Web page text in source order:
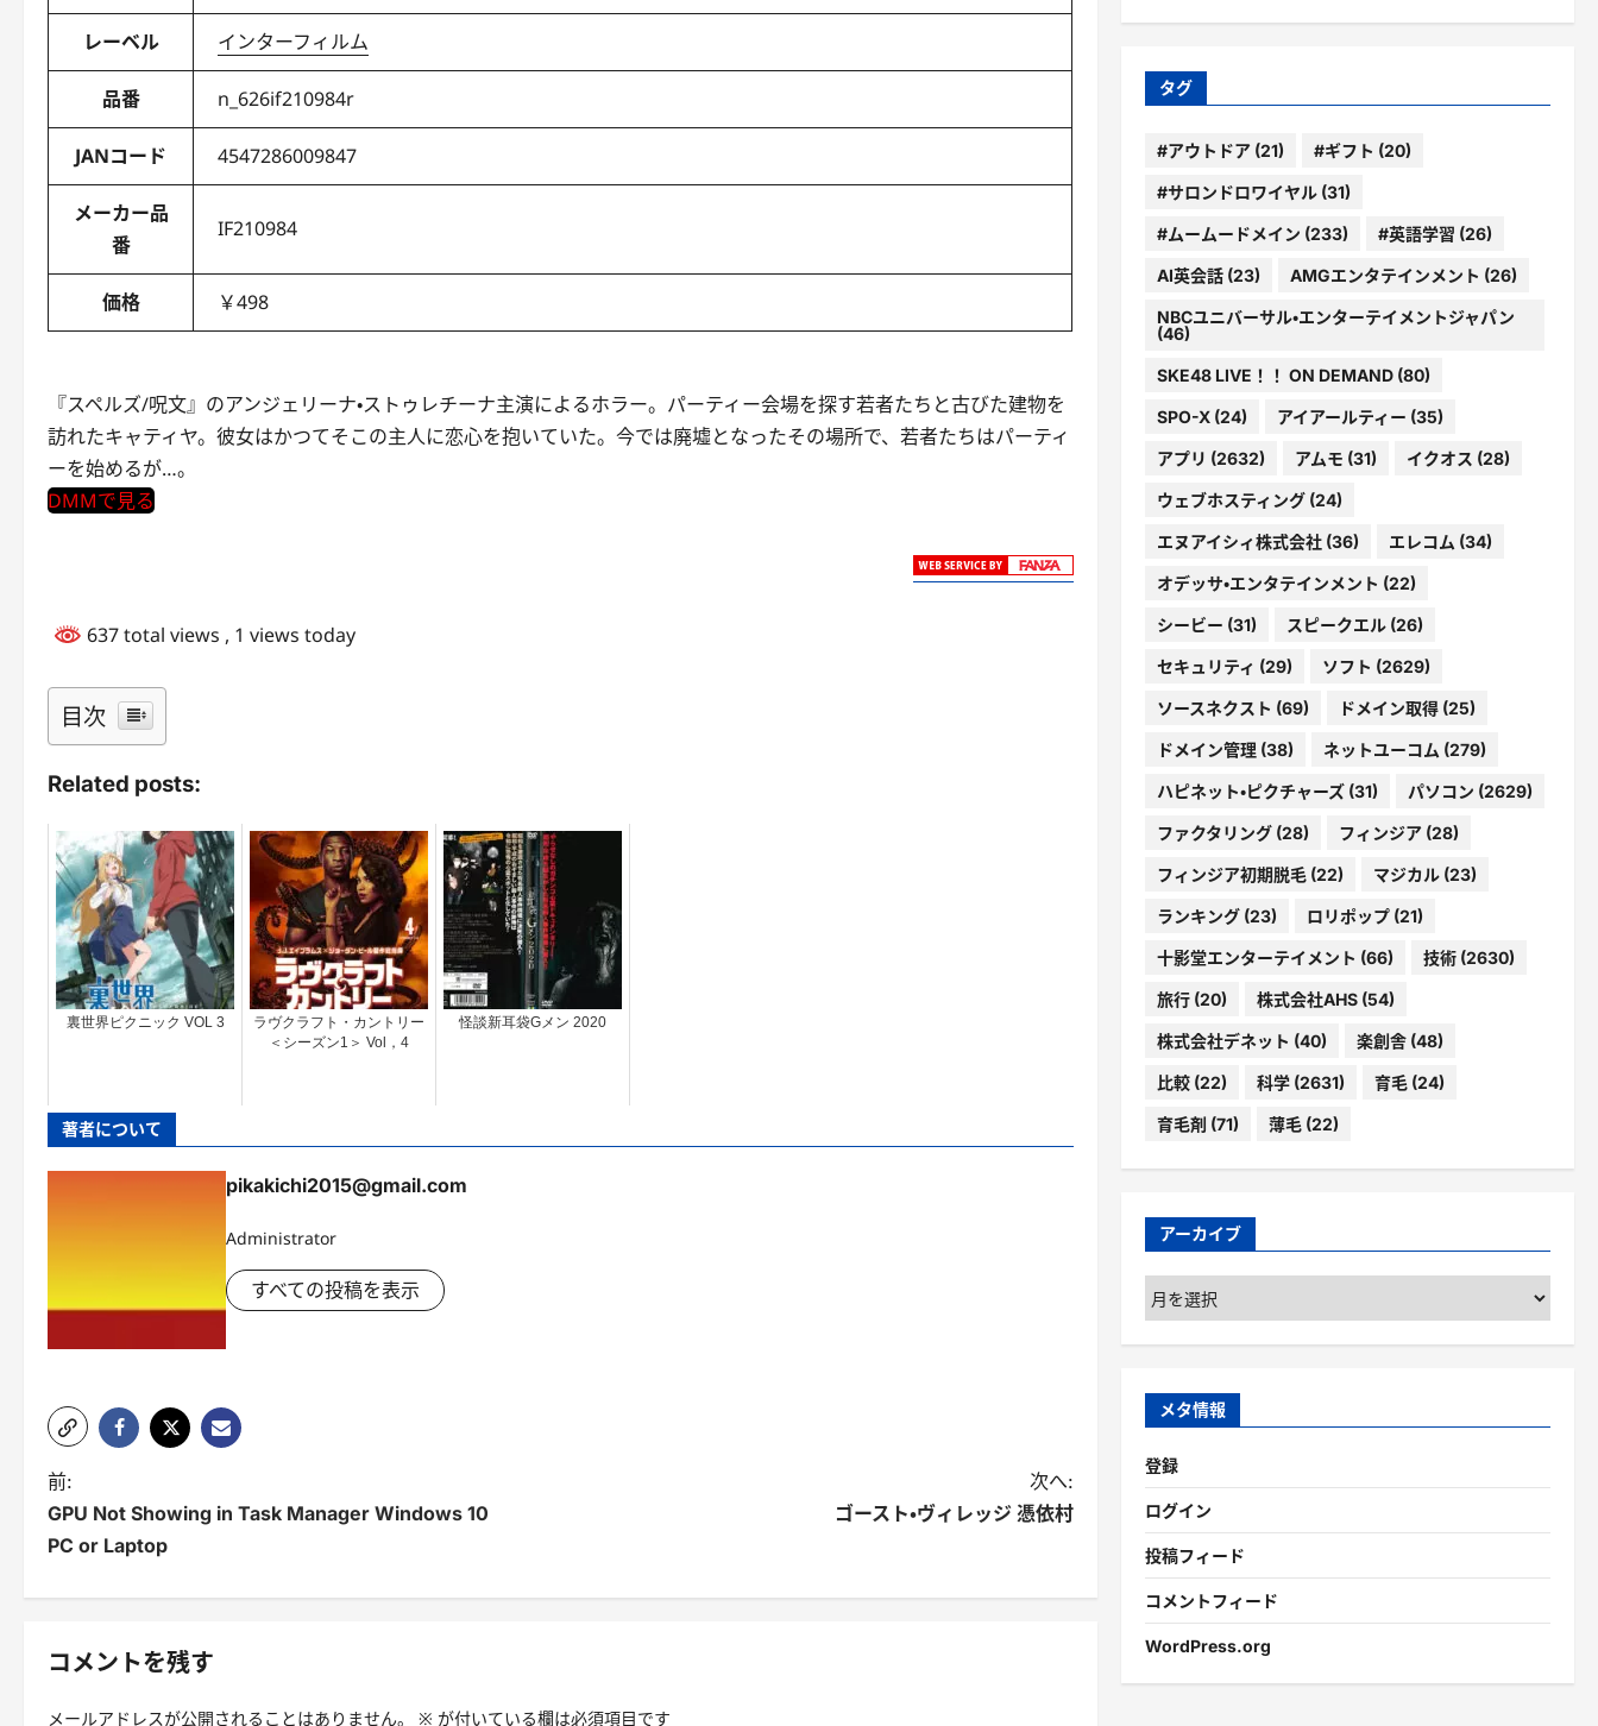
レーベル インターフィルム
品番 n_626if210984r
JANコード 4547286009847
メーカー品
番
IF210984
価格 ￥498
『スペルズ/呪文』のアンジェリーナ・ストゥレチーナ主演によるホラー。パーティー会場を探す若者たちと古びた建物を
訪れたキャティヤ。彼女はかつてそこの主人に恋心を抱いていた。今では廃墟となったその場所で、若者たちはパーティ
ーを始めるが…。
DMMで見る
637 total views , 1 views today
目次
Related posts:
裏世界ピクニック VOL 3
ラヴクラフト・カントリー
＜シーズン1＞ Vol，4
怪談新耳袋Gメン 2020
著者について
pikakichi2015@gmail.com
Administrator
すべての投稿を表示
投
稿
ゲ
前:
GPU Not Showing in Task Manager Windows 10
PC or Laptop
次へ:
ゴースト・ヴィレッジ 憑依村
コメントを残す
メールアドレスが公開されることはありません。 ※ が付いている欄は必須項目です
ゴ
ー
タグ
#アウトドア(21) #ギフト (20)
#サロンドロワイヤル(31)
#ムームードメイン (233) #英語学習 (26)
AI英会話(23) AMGエンタテインメント (26)
NBCユニバーサル・エンターテイメントジャパン
(46)
SKE48 LIVE！！ ON DEMAND(80)
SPO-X(24) アイアールティー (35)
アプリ (2632) アムモ (31) イクオス (28)
ウェブホスティング(24)
エヌアイシィ株式会社(36) エレコム (34)
オデッサ・エンタテインメント (22)
シービー (31) スピークエル(26)
セキュリティ (29) ソフト (2629)
ソースネクスト (69) ドメイン取得(25)
ドメイン管理(38) ネットユーコム (279)
ハピネット・ピクチャーズ(31) パソコン (2629)
ファクタリング(28) フィンジア(28)
フィンジア初期脱毛(22) マジカル(23)
ランキング(23) ロリポップ(21)
十影堂エンターテイメント (66) 技術(2630)
旅行(20) 株式会社AHS(54)
株式会社デネット (40) 楽創舎(48)
比較(22) 科学(2631) 育毛(24)
育毛剤 (71) 薄毛(22)
アーカイブ
ア
ー
カ
ブ
メタ情報
登録
ログイン
投稿フィード
コメントフィード
WordPress.org